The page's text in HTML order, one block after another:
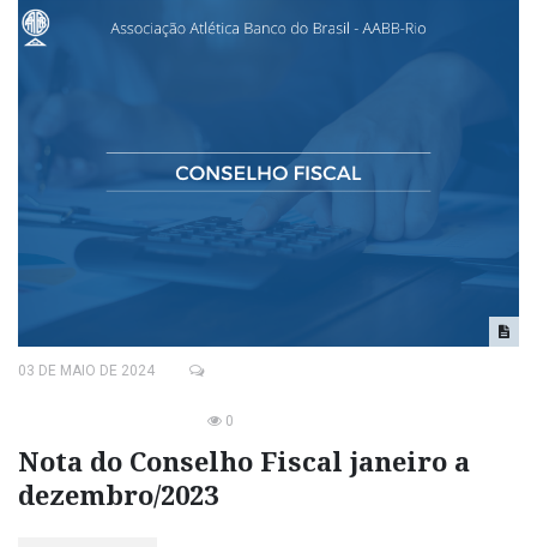
03 DE MAIO DE 2024
0
Nota do Conselho Fiscal janeiro a
dezembro/2023